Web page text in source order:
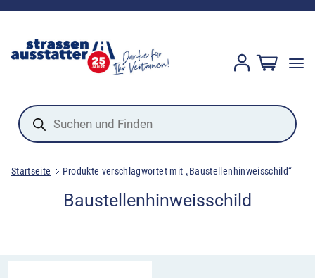
Products
search
Startseite Produkte verschlagwortet mit „Baustellenhinweisschild“
Baustellenhinweisschild